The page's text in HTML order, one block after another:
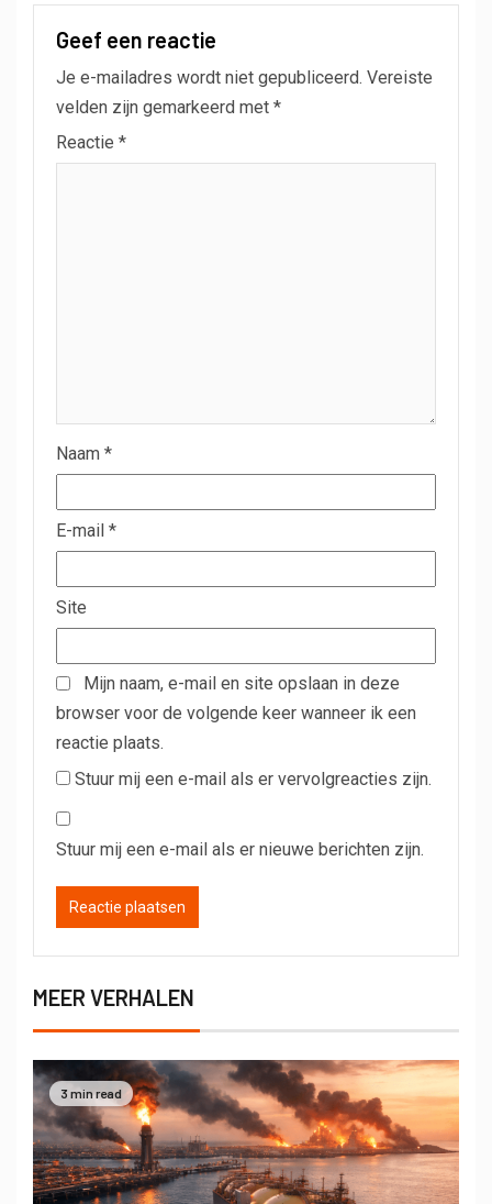
Geef een reactie
Je e-mailadres wordt niet gepubliceerd. Vereiste
velden zijn gemarkeerd met *
Reactie *
Naam *
E-mail *
Site
Mijn naam, e-mail en site opslaan in deze
browser voor de volgende keer wanneer ik een
reactie plaats.
Stuur mij een e-mail als er vervolgreacties zijn.
Stuur mij een e-mail als er nieuwe berichten zijn.
MEER VERHALEN
3 min read